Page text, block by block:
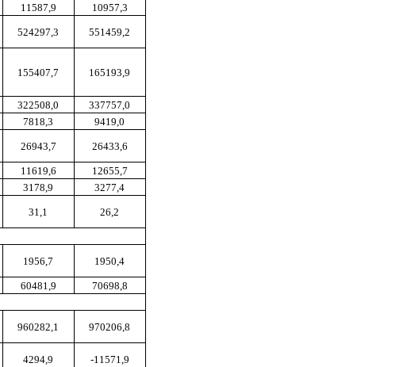
11587,9
10957,3
524297,3 551459,2
155407,7 165193,9
322508,0
337757,0
7818,3
9419,0
26943,7 26433,6
11619,6
12655,7
3178,9
3277,4
31,1 26,2
1956,7 1950,4
60481,9
70698,8
960282,1 970206,8
4294,9 -11571,9